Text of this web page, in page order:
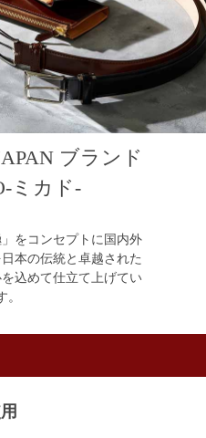
ブランド
ミカド-
をコンセプトに国内外
本の伝統と卓越された
込めて仕立て上げてい
。